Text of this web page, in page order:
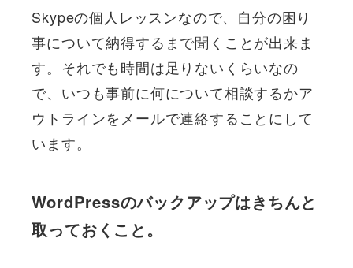
Skypeの個人レッスンなので、自分の困り
事について納得するまで聞くことが出来ま
す。それでも時間は足りないくらいなの
で、いつも事前に何について相談するかア
ウトラインをメールで連絡することにして
います。
WordPressのバックアップはきちんと
取っておくこと。